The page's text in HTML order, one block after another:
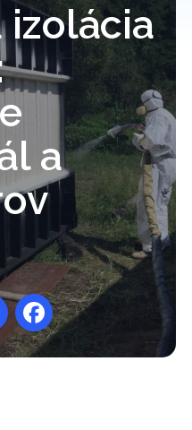
izolácia
a
Facebook
X